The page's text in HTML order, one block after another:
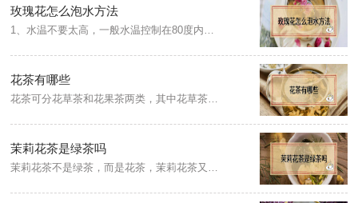
玫瑰花怎么泡水方法
1、水温不要太高，一般水温控制在80度内。2、可以适当的加入一些蜂蜜，能够增加花茶的香味。3、泡玫瑰花茶建议选择瓷器，陶器，茶具。4、泡玫瑰花茶的时候一定要盖上盖子，否则它的香味经过高温容易流失。玫瑰花茶分别可以搭配蜂蜜、柠檬、红枣、莲子等一起冲泡，分别有不同的效果。
花茶有哪些
花茶可分花草茶和花果茶两类，其中花草茶是以叶片和鲜花制作而成，花果茶以果实制作而成，两者都具有浓郁的花香或果香，花茶主要以绿茶、红茶和乌龙茶作为茶坯，然后配以能够吐香的花果作为原料，通过窨制工艺制作而成，根据其所用的香花品种不同，分为茉莉花茶、玉兰花茶、桂花花茶、珠兰花茶等，其中以茉莉花茶产量最大。
茉莉花茶是绿茶吗
茉莉花茶不是绿茶，而是花茶，茉莉花茶又叫茉莉香片，是传统茶类的再加工，是用特种工艺造型茶或经过精制后的绿茶茶坯与茉莉鲜花窨制而成的茶叶品种，主产地在福建的福州、广西的横县、江苏的苏州。